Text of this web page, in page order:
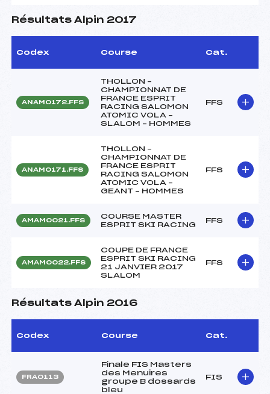
Résultats Alpin 2017
Codex Course Cat.
ANAM0172.FFS
THOLLON –
CHAMPIONNAT DE
FRANCE ESPRIT
RACING SALOMON
ATOMIC VOLA –
SLALOM – HOMMES
FFS
ANAM0171.FFS
THOLLON –
CHAMPIONNAT DE
FRANCE ESPRIT
RACING SALOMON
ATOMIC VOLA –
GEANT – HOMMES
FFS
AMAM0021.FFS
COURSE MASTER
ESPRIT SKI RACING
FFS
AMAM0022.FFS
COUPE DE FRANCE
ESPRIT SKI RACING
21 JANVIER 2017
SLALOM
FFS
Résultats Alpin 2016
Codex Course Cat.
FRA0113
Finale FIS Masters
des Menuires
groupe B dossards
bleu
FIS